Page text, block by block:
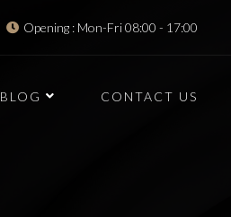
Opening : Mon-Fri 08:00 - 17:00
BLOG CONTACT US